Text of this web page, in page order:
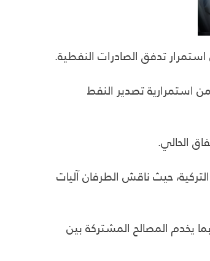
تدفق الصادرات النفطية.
استمرارية تصدير النفط
الحالي.
حيث ناقش الطرفان آليات
يخدم المصالح المشتركة بين